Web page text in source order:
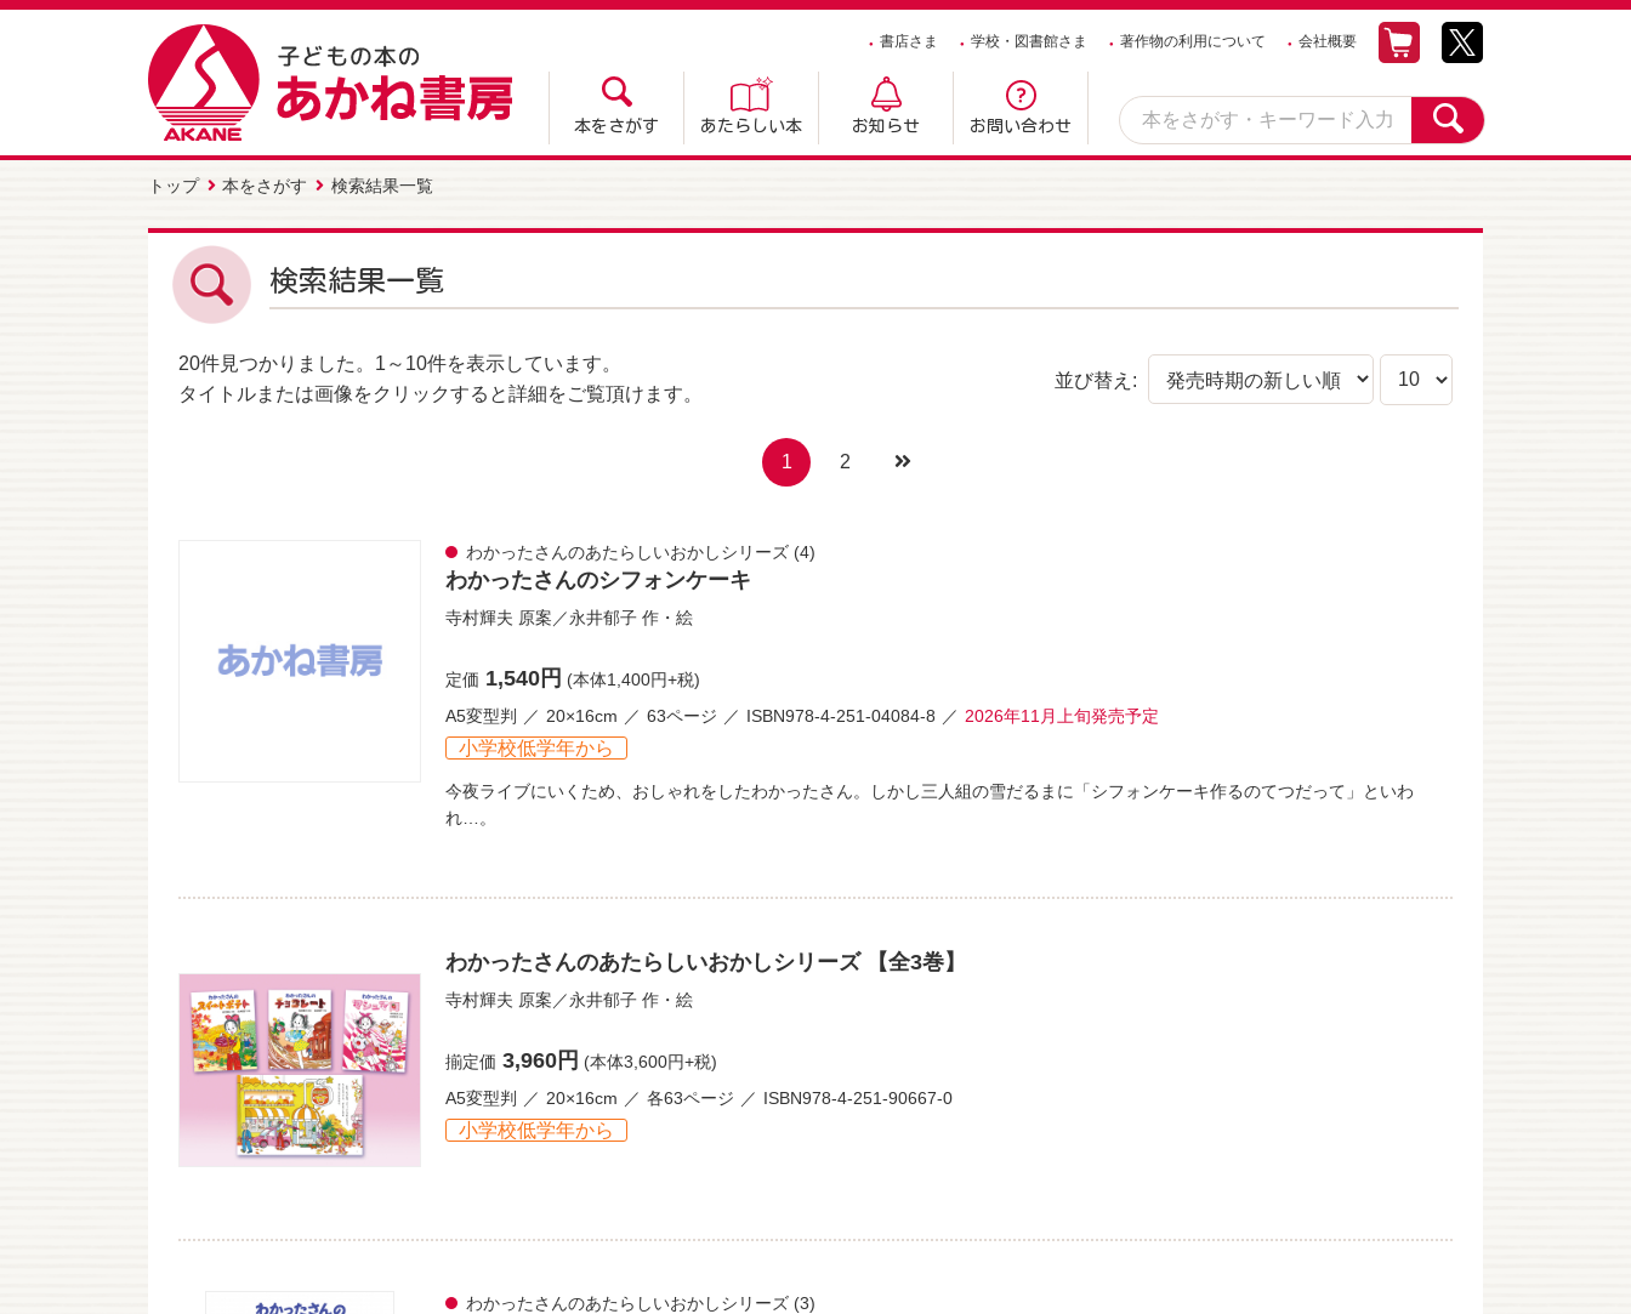
書店さま 学校・図書館さま 著作物の利用について 会社概要
本をさがす あたらしい本 お知らせ お問い合わせ
トップ 本をさがす 検索結果一覧
検索結果一覧
20件見つかりました。 1～10件を表示しています。
タイトルまたは画像をクリックすると詳細をご覧頂けます。
並び替え:
1 2
わかったさんのあたらしいおかしシリーズ(4)
わかったさんのシフォンケーキ
寺村輝夫 原案／永井郁子 作・絵
定価 1,540円 (本体1,400円+税)
A5変型判
20×16cm 63ページ ISBN978-4-251-04084-8 2026年11月上旬発売予定
小学校低学年から
今夜ライブにいくため、おしゃれをしたわかったさん。しかし三人組の雪だるまに「シフォンケーキ作るのてつだって」といわ
れ…。
わかったさんのあたらしいおかしシリーズ 【全3巻】
寺村輝夫 原案／永井郁子 作・絵
揃定価 3,960円 (本体3,600円+税)
A5変型判
20×16cm 各63ページ ISBN978-4-251-90667-0
小学校低学年から
わかったさんのあたらしいおかしシリーズ(3)